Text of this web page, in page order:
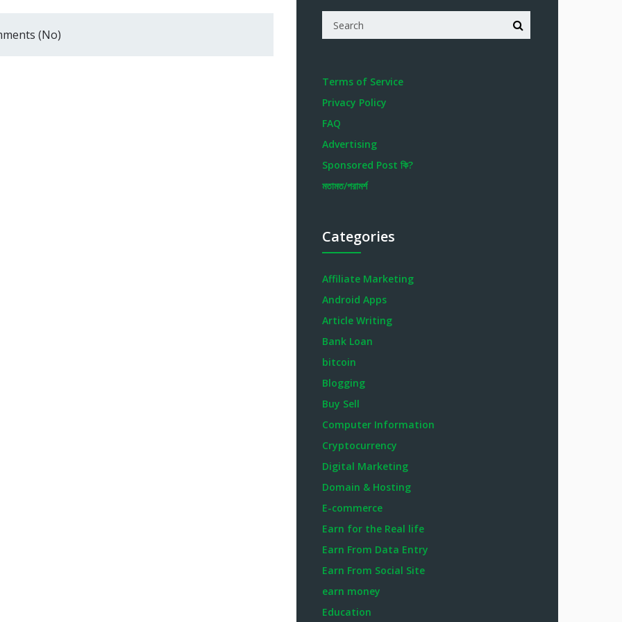
(No)
Terms of Service
Privacy Policy
FAQ
Advertising
Sponsored Post কি?
মতামত/পরামর্শ
Categories
Affiliate Marketing
Android Apps
Article Writing
Bank Loan
bitcoin
Blogging
Buy Sell
Computer Information
Cryptocurrency
Digital Marketing
Domain & Hosting
E-commerce
Earn for the Real life
Earn From Data Entry
Earn From Social Site
earn money
Education